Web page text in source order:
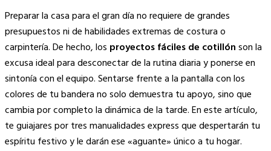
Preparar la casa para el gran día no requiere de grandes
presupuestos ni de habilidades extremas de costura o
carpintería. De hecho, los proyectos fáciles de cotillónson la
excusa ideal para desconectar de la rutina diaria y ponerse en
sintonía con el equipo. Sentarse frente a la pantalla con los
colores de tu bandera no solo demuestra tu apoyo, sino que
cambia por completo la dinámica de la tarde. En este artículo,
te guiajares por tres manualidades express que despertarán tu
espíritu festivo y le darán ese «aguante» único a tu hogar.